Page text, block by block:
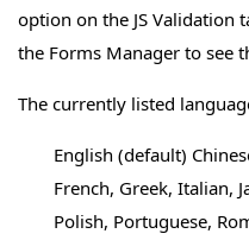
option on the JS Validation
the Forms Manager to see
The currently listed
English (default)
French, Greek, Italian,
Polish, Portuguese,